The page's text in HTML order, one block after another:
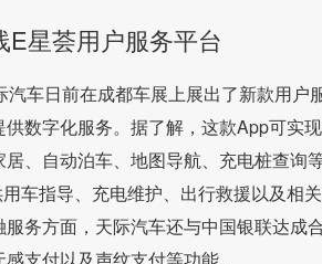
E星荟用户服务平台
车日前在成都车展上展出了新款用户
数字化服务。据了解，这款App可实
、自动泊车、地图导航、充电桩查
车指导、充电维护、出行救援以及相关
服务方面，天际汽车还与中国银联达